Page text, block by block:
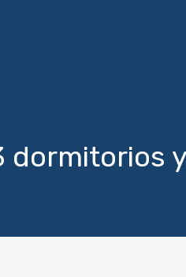
dormitorios